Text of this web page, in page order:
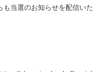
も当選のお知らせを配信いた